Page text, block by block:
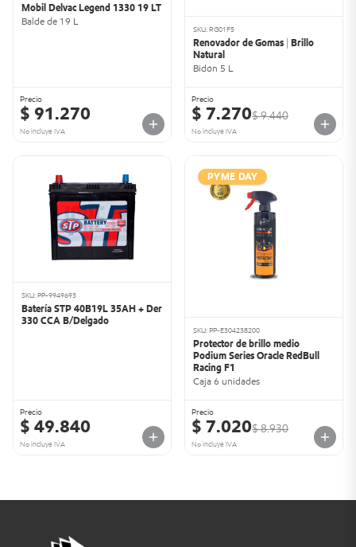
Mobil Delvac Legend 1330 19 LT
Balde de 19 L
Precio
$ 91.270
No incluye IVA
SKU: RG01F5
Renovador de Gomas | Brillo
Natural
Bidón 5 L
Precio
$ 7.270$ 9.440
No incluye IVA
SKU: PP-9949693
Batería STP 40B19L 35AH + Der
330 CCA B/Delgado
Precio
$ 49.840
No incluye IVA
PYME DAY
SKU: PP-E304238200
Protector de brillo medio
Podium Series Oracle RedBull
Racing F1
Caja 6 unidades
Precio
$ 7.020$ 8.930
No incluye IVA